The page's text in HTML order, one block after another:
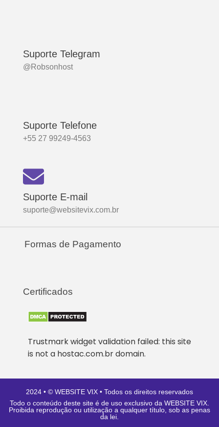
Suporte Telegram
@Robsonhost
Suporte Telefone
+55 27 99249-4563
Suporte E-mail
suporte@websitevix.com.br
Formas de Pagamento
Certificados
Trustmark widget validation failed: this site
is not a hostac.com.br domain.
2024 • © WEBSITE VIX • Todos os direitos reservados
Todo o conteúdo deste site é de uso exclusivo da WEBSITE VIX
Proibida reprodução ou utilização a qualquer título, sob as penas
da lei.